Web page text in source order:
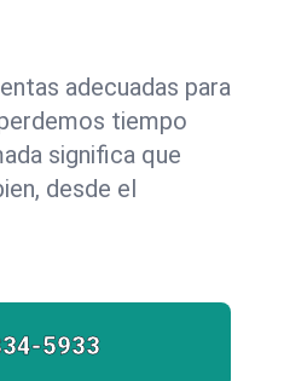
adecuadas para
tiempo
significa que
desde el
5933